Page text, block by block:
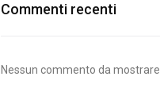
Commenti recenti
Nessun commento da mostrare.